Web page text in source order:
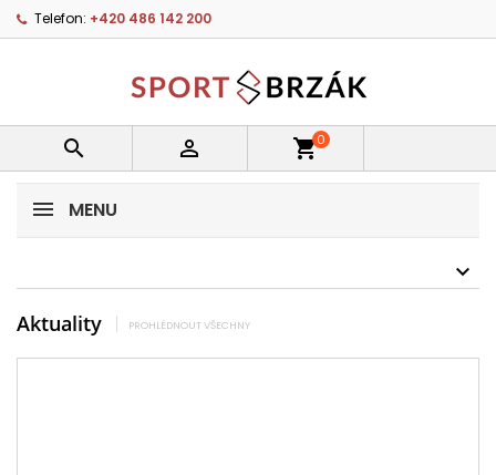
Telefon: +420 486 142 200
  shopping_cart0
MENU
Aktuality PROHLÉDNOUT VŠECHNY